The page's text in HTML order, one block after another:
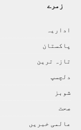
زمرے
اداريہ
پاکستان
تازہ ترين
دلچسپ
شوبز
صحت
عالمی خبريں